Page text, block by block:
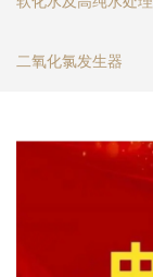
二氧化氯发生器